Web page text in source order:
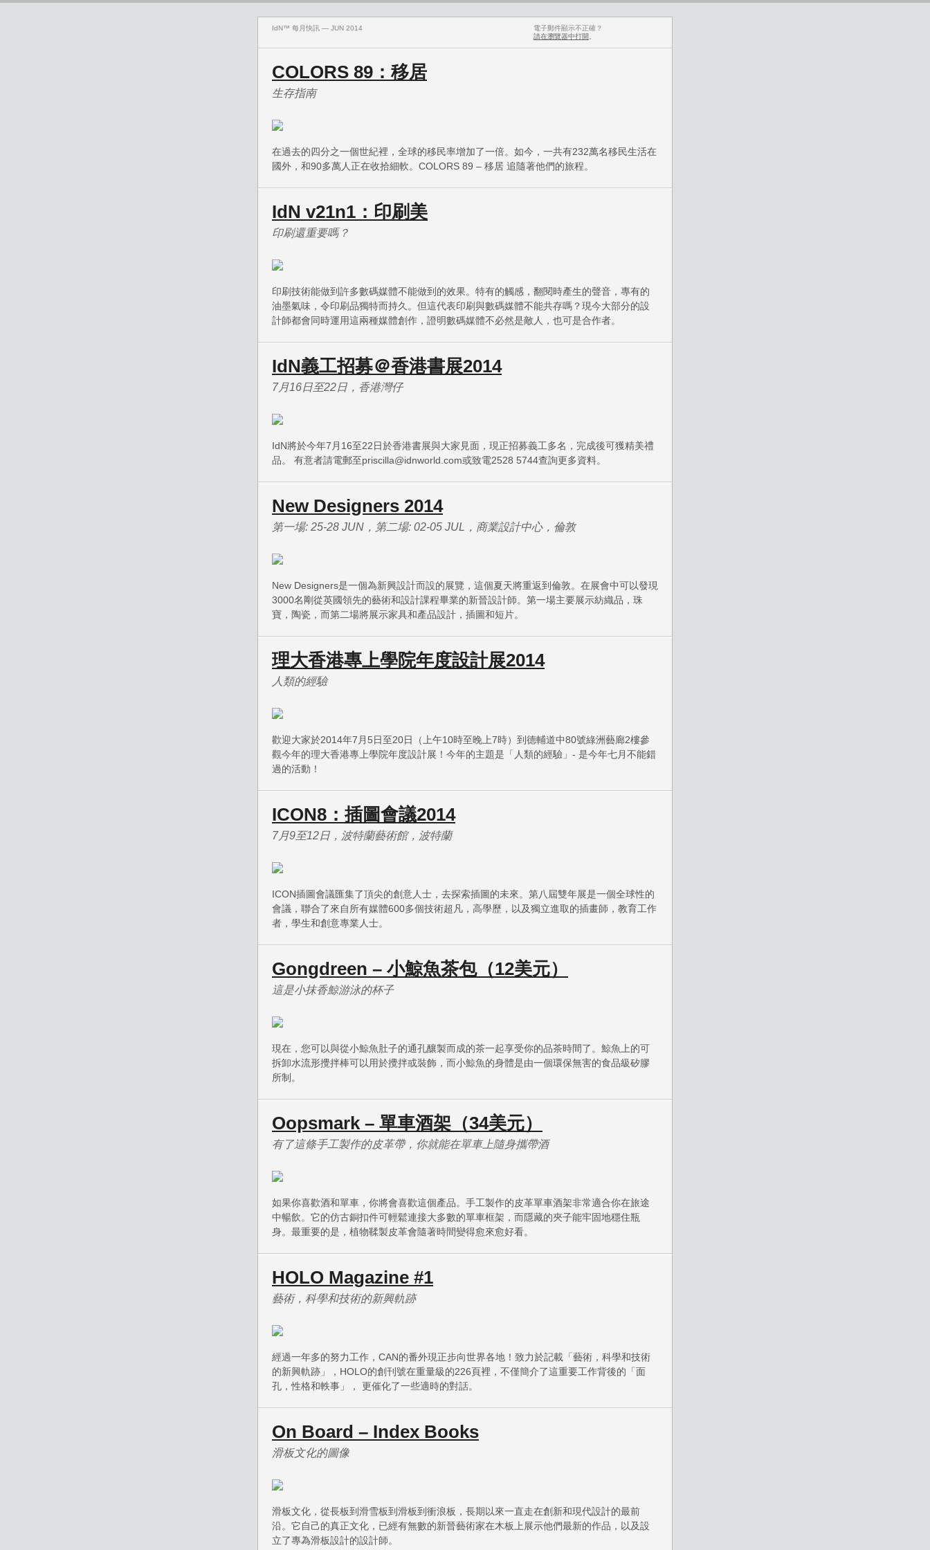
IdN™ 每月快訊 — JUN 2014
電子郵件顯示不正確？
請在瀏覽器中打開
COLORS 89：移居
生存指南
在過去的四分之一個世紀裡，全球的移民率增加了一倍。如今，一共有232萬名移民生活在
國外，和90多萬人正在收拾細軟。COLORS 89 – 移居 追隨著他們的旅程。
IdN v21n1：印刷美
印刷還重要嗎？
印刷技術能做到許多數碼媒體不能做到的效果。特有的觸感，翻閱時產生的聲音，專有的
油墨氣味，令印刷品獨特而持久。但這代表印刷與數碼媒體不能共存嗎？現今大部分的設
計師都會同時運用這兩種媒體創作，證明數碼媒體不必然是敵人，也可是合作者。
IdN義工招募＠香港書展2014
7月16日至22日，香港灣仔
IdN將於今年7月16至22日於香港書展與大家見面，現正招募義工多名，完成後可獲精美禮
品。 有意者請電郵至priscilla@idnworld.com或致電2528 5744查詢更多資料。
New Designers 2014
第一場: 25-28 JUN，第二場: 02-05 JUL，商業設計中心，倫敦
New Designers是一個為新興設計而設的展覽，這個夏天將重返到倫敦。在展會中可以發現
3000名剛從英國領先的藝術和設計課程畢業的新晉設計師。第一場主要展示紡織品，珠
寶，陶瓷，而第二場將展示家具和產品設計，插圖和短片。
理大香港專上學院年度設計展2014
人類的經驗
歡迎大家於2014年7月5日至20日（上午10時至晚上7時）到德輔道中80號綠洲藝廊2樓參
觀今年的理大香港專上學院年度設計展！今年的主題是「人類的經驗」- 是今年七月不能錯
過的活動！
ICON8：插圖會議2014
7月9至12日，波特蘭藝術館，波特蘭
ICON插圖會議匯集了頂尖的創意人士，去探索插圖的未來。第八屆雙年展是一個全球性的
會議，聯合了來自所有媒體600多個技術超凡，高學歷，以及獨立進取的插畫師，教育工作
者，學生和創意專業人士。
Gongdreen – 小鯨魚茶包（12美元）
這是小抹香鯨游泳的杯子
現在，您可以與從小鯨魚肚子的通孔釀製而成的茶一起享受你的品茶時間了。鯨魚上的可
拆卸水流形攪拌棒可以用於攪拌或裝飾，而小鯨魚的身體是由一個環保無害的食品級矽膠
所制。
Oopsmark – 單車酒架（34美元）
有了這條手工製作的皮革帶，你就能在單車上隨身攜帶酒
如果你喜歡酒和單車，你將會喜歡這個產品。手工製作的皮革單車酒架非常適合你在旅途
中暢飲。它的仿古銅扣件可輕鬆連接大多數的單車框架，而隱藏的夾子能牢固地穩住瓶
身。最重要的是，植物鞣製皮革會隨著時間變得愈來愈好看。
HOLO Magazine #1
藝術，科學和技術的新興軌跡
經過一年多的努力工作，CAN的番外現正步向世界各地！致力於記載「藝術，科學和技術
的新興軌跡」，HOLO的創刊號在重量級的226頁裡，不僅簡介了這重要工作背後的「面
孔，性格和軼事」， 更催化了一些適時的對話。
On Board – Index Books
滑板文化的圖像
滑板文化，從長板到滑雪板到滑板到衝浪板，長期以來一直走在創新和現代設計的最前
沿。它自己的真正文化，已經有無數的新晉藝術家在木板上展示他們最新的作品，以及設
立了專為滑板設計的設計師。